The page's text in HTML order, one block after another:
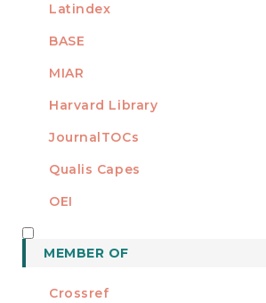
Latindex
BASE
MIAR
Harvard Library
JournalTOCs
Qualis Capes
OEI
MEMBER OF
Crossref